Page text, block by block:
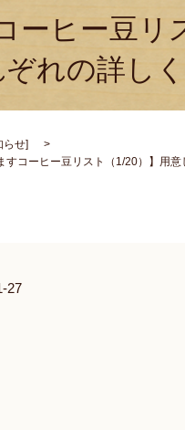
ーヒー豆
ぞれの詳し
らせ]
すコーヒー豆リスト（1/20）】用
27